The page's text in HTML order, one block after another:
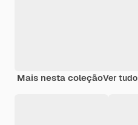
Mais nesta coleçãoVer tudo